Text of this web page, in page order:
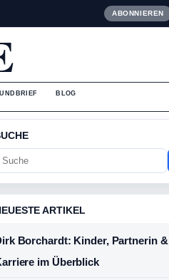
ABONNIEREN
BLOG
ARTIKEL
Borchardt: Kinder, Partnerin &
im Überblick